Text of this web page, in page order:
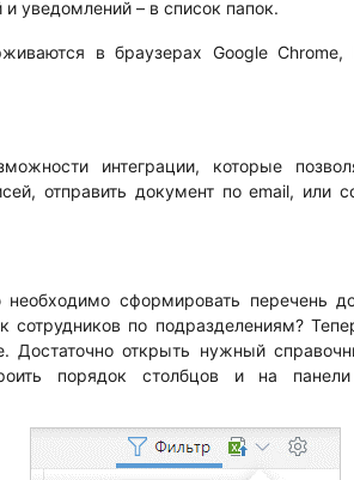
уведомлений – в список папок.
в браузерах Google Chrome,
интеграции, которые
отправить документ по email, или
сформировать перечень
сотрудников по подразделениям?
Достаточно открыть нужный
порядок столбцов и на